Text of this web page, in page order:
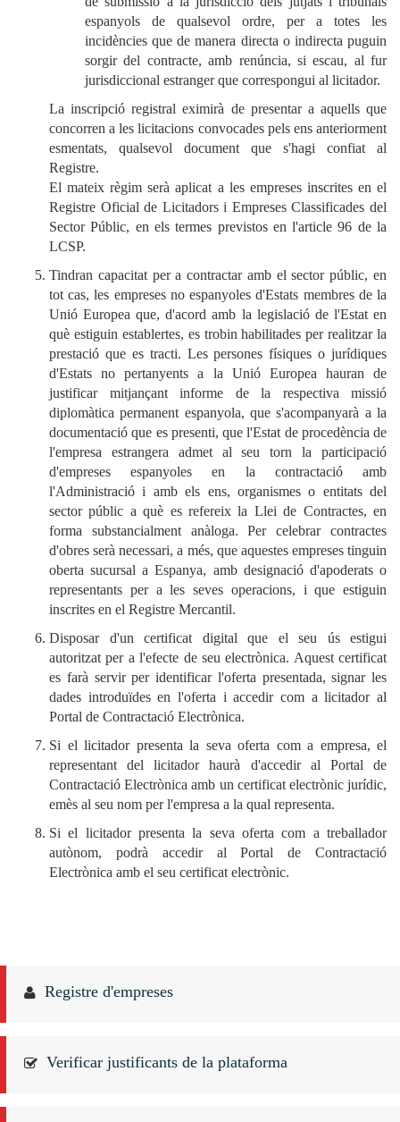
espanyols de qualsevol ordre, per a totes les
incidències que de manera directa o indirecta puguin
sorgir del contracte, amb renúncia, si escau, al fur
jurisdiccional estranger que correspongui al licitador.
La inscripció registral eximirà de presentar a aquells que
concorren a les licitacions convocades pels ens anteriorment
esmentats, qualsevol document que s'hagi confiat al
Registre.
El mateix règim serà aplicat a les empreses inscrites en el
Registre Oficial de Licitadors i Empreses Classificades del
Sector Públic, en els termes previstos en l'article 96 de la
LCSP.
Tindran capacitat per a contractar amb el sector públic, en
tot cas, les empreses no espanyoles d'Estats membres de la
Unió Europea que, d'acord amb la legislació de l'Estat en
què estiguin establertes, es trobin habilitades per realitzar la
prestació que es tracti. Les persones físiques o jurídiques
d'Estats no pertanyents a la Unió Europea hauran de
justificar mitjançant informe de la respectiva missió
diplomàtica permanent espanyola, que s'acompanyarà a la
documentació que es presenti, que l'Estat de procedència de
l'empresa estrangera admet al seu torn la participació
d'empreses espanyoles en la contractació amb
l'Administració i amb els ens, organismes o entitats del
sector públic a què es refereix la Llei de Contractes, en
forma substancialment anàloga. Per celebrar contractes
d'obres serà necessari, a més, que aquestes empreses tinguin
oberta sucursal a Espanya, amb designació d'apoderats o
representants per a les seves operacions, i que estiguin
inscrites en el Registre Mercantil.
Disposar d'un certificat digital que el seu ús estigui
autoritzat per a l'efecte de seu electrònica. Aquest certificat
es farà servir per identificar l'oferta presentada, signar les
dades introduïdes en l'oferta i accedir com a licitador al
Portal de Contractació Electrònica.
Si el licitador presenta la seva oferta com a empresa, el
representant del licitador haurà d'accedir al Portal de
Contractació Electrònica amb un certificat electrònic jurídic,
emès al seu nom per l'empresa a la qual representa.
Si el licitador presenta la seva oferta com a treballador
autònom, podrà accedir al Portal de Contractació
Electrònica amb el seu certificat electrònic.
Registre d'empreses
Verificar justificants de la plataforma